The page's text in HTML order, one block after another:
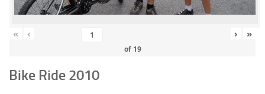
« ‹
of 19
› »
Bike Ride 2010